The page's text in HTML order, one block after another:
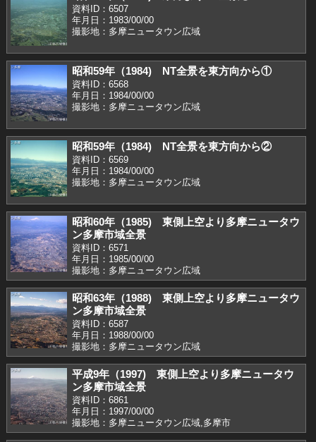
資料ID：6507
年月日：1983/00/00
撮影地：多摩ニュータウン広域
昭和59年（1984) NT全景を東方向から①
資料ID：6568
年月日：1984/00/00
撮影地：多摩ニュータウン広域
昭和59年（1984) NT全景を東方向から②
資料ID：6569
年月日：1984/00/00
撮影地：多摩ニュータウン広域
昭和60年（1985) 東側上空より多摩ニュータウ
ン多摩市域全景
資料ID：6571
年月日：1985/00/00
撮影地：多摩ニュータウン広域
昭和63年（1988) 東側上空より多摩ニュータウ
ン多摩市域全景
資料ID：6587
年月日：1988/00/00
撮影地：多摩ニュータウン広域
平成9年（1997) 東側上空より多摩ニュータウ
ン多摩市域全景
資料ID：6861
年月日：1997/00/00
撮影地：多摩ニュータウン広域,多摩市